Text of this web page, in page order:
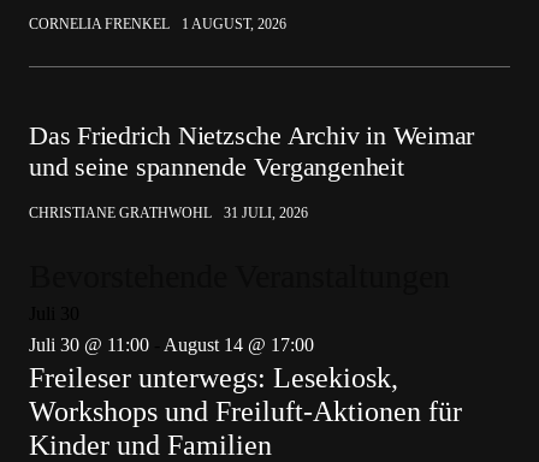
CORNELIA FRENKEL 1 AUGUST, 2026
Das Friedrich Nietzsche Archiv in Weimar
und seine spannende Vergangenheit
CHRISTIANE GRATHWOHL 31 JULI, 2026
Juli 30 @ 11:00
August 14 @ 17:00
Freileser unterwegs: Lesekiosk,
Workshops und Freiluft-Aktionen für
Kinder und Familien